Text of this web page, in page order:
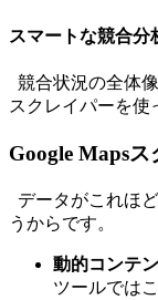
スマートな競合分
競合状況の全体
スクレイパーを使
Google Maps
データがこれほ
うからです。
動的コンテ
ツールでは